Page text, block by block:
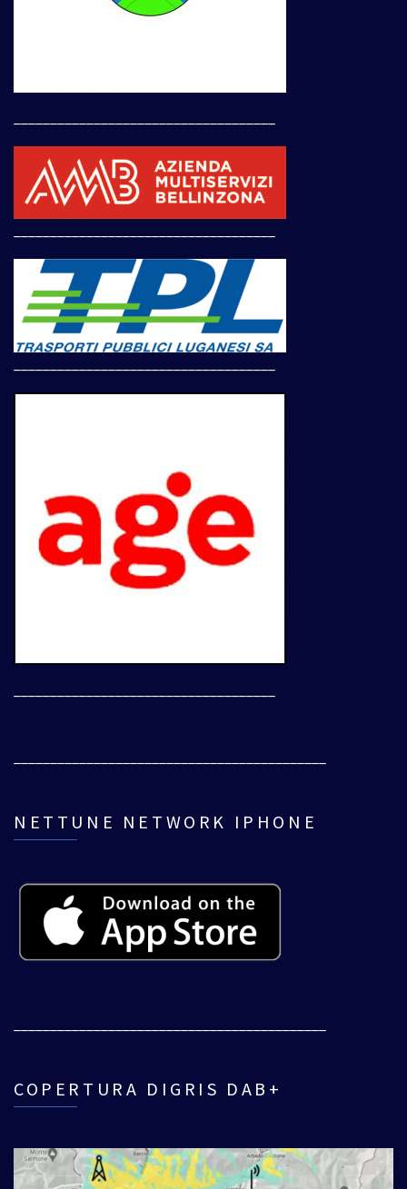
NETTUNE NETWORK IPHONE
COPERTURA DIGRIS DAB+